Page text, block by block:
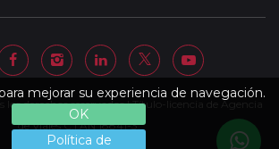
mejorar su experiencia de navegación.
OK
Política de
los derechos reservados | Título-licencia de Agencia
de Viajes C.I.AN 18841-3.